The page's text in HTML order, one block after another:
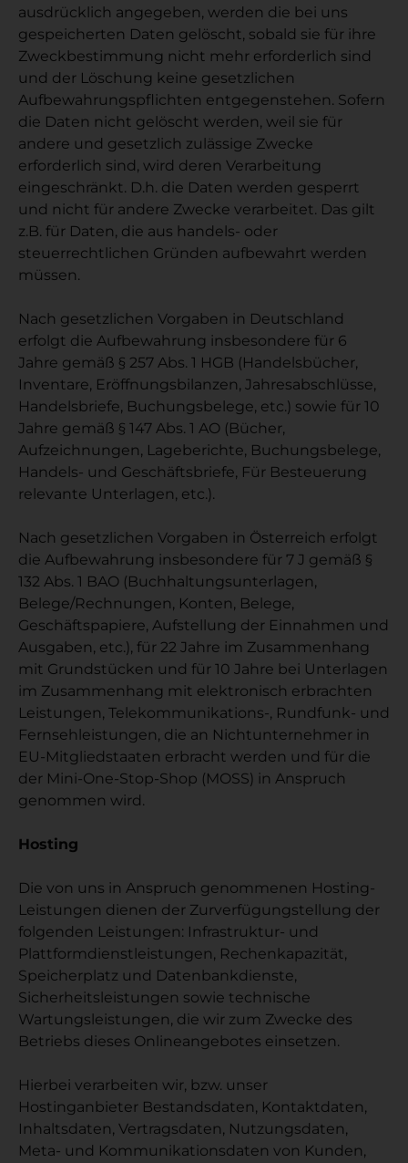
ausdrücklich angegeben, werden die bei uns
gespeicherten Daten gelöscht, sobald sie für ihre
Zweckbestimmung nicht mehr erforderlich sind
und der Löschung keine gesetzlichen
Aufbewahrungspflichten entgegenstehen. Sofern
die Daten nicht gelöscht werden, weil sie für
andere und gesetzlich zulässige Zwecke
erforderlich sind, wird deren Verarbeitung
eingeschränkt. D.h. die Daten werden gesperrt
und nicht für andere Zwecke verarbeitet. Das gilt
z.B. für Daten, die aus handels- oder
steuerrechtlichen Gründen aufbewahrt werden
müssen.
Nach gesetzlichen Vorgaben in Deutschland
erfolgt die Aufbewahrung insbesondere für 6
Jahre gemäß § 257 Abs. 1 HGB (Handelsbücher,
Inventare, Eröffnungsbilanzen, Jahresabschlüsse,
Handelsbriefe, Buchungsbelege, etc.) sowie für 10
Jahre gemäß § 147 Abs. 1 AO (Bücher,
Aufzeichnungen, Lageberichte, Buchungsbelege,
Handels- und Geschäftsbriefe, Für Besteuerung
relevante Unterlagen, etc.).
Nach gesetzlichen Vorgaben in Österreich erfolgt
die Aufbewahrung insbesondere für 7 J gemäß §
132 Abs. 1 BAO (Buchhaltungsunterlagen,
Belege/Rechnungen, Konten, Belege,
Geschäftspapiere, Aufstellung der Einnahmen und
Ausgaben, etc.), für 22 Jahre im Zusammenhang
mit Grundstücken und für 10 Jahre bei Unterlagen
im Zusammenhang mit elektronisch erbrachten
Leistungen, Telekommunikations-, Rundfunk- und
Fernsehleistungen, die an Nichtunternehmer in
EU-Mitgliedstaaten erbracht werden und für die
der Mini-One-Stop-Shop (MOSS) in Anspruch
genommen wird.
Hosting
Die von uns in Anspruch genommenen Hosting-
Leistungen dienen der Zurverfügungstellung der
folgenden Leistungen: Infrastruktur- und
Plattformdienstleistungen, Rechenkapazität,
Speicherplatz und Datenbankdienste,
Sicherheitsleistungen sowie technische
Wartungsleistungen, die wir zum Zwecke des
Betriebs dieses Onlineangebotes einsetzen.
Hierbei verarbeiten wir, bzw. unser
Hostinganbieter Bestandsdaten, Kontaktdaten,
Inhaltsdaten, Vertragsdaten, Nutzungsdaten,
Meta- und Kommunikationsdaten von Kunden,